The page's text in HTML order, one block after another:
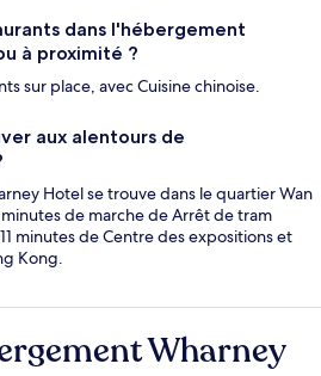
dans l'hébergement
à proximité ?
sur place, avec Cuisine chinoise.
aux alentours de
Hotel se trouve dans le quartier Wan
de marche de Arrêt de tram
minutes de Centre des expositions et
Kong.
Wharney